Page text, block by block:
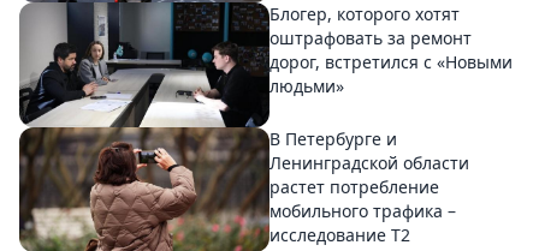
Блогер, которого хотят
оштрафовать за ремонт
дорог, встретился с «Новыми
людьми»
В Петербурге и
Ленинградской области
растет потребление
мобильного трафика –
исследование T2